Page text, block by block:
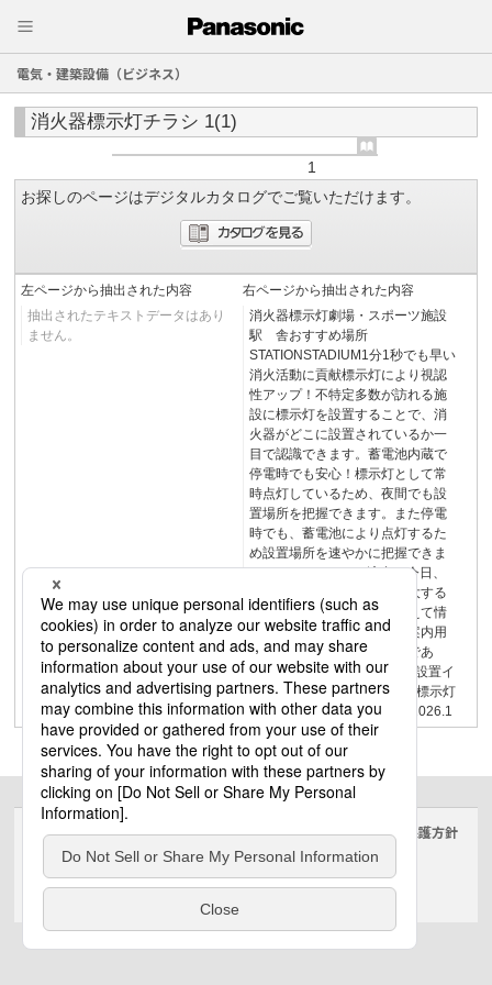
電気・建築設備（ビジネス）
消火器標示灯チラシ 1(1)
1
お探しのページはデジタルカタログでご覧いただけます。
左ページから抽出された内容
抽出されたテキストデータはあり
ません。
右ページから抽出された内容
消火器標示灯劇場・スポーツ施設
駅 舎おすすめ場所
STATIONSTADIUM1分1秒でも早い
消火活動に貢献標示灯により視認
性アップ！不特定多数が訪れる施
設に標示灯を設置することで、消
火器がどこに設置されているか一
目で認識できます。蓄電池内蔵で
停電時でも安心！標示灯として常
時点灯しているため、夜間でも設
置場所を把握できます。また停電
時でも、蓄電池により点灯するた
め設置場所を速やかに把握できま
す。JISZ8210:2022適合！今日、
人及びものの国際交流が増大する
中で、文字・言語の壁を超えて情
報伝達を図る手段として、案内用
図記号の果たす役割は重要であ
る。(JISZ8210:2022 引用)設置イ
メージ商業施設MALL消火器標示灯
NEW2026年1月価格改定版2026.1
サイトのご利用にあたって クッキーポリシー 個人情報保護方針
電気・建築設備（ビジネス）